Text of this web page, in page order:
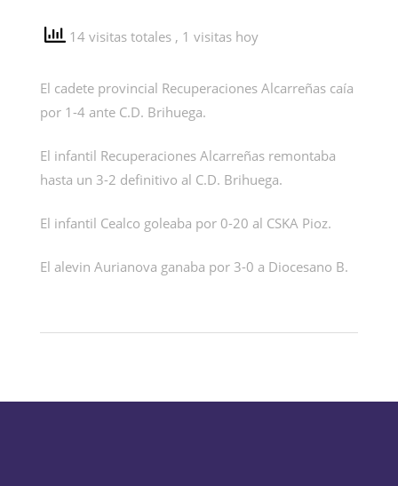
14 visitas totales , 1 visitas hoy
El cadete provincial Recuperaciones Alcarreñas caía
por 1-4 ante C.D. Brihuega.
El infantil Recuperaciones Alcarreñas remontaba
hasta un 3-2 definitivo al C.D. Brihuega.
El infantil Cealco goleaba por 0-20 al CSKA Pioz.
El alevin Aurianova ganaba por 3-0 a Diocesano B.